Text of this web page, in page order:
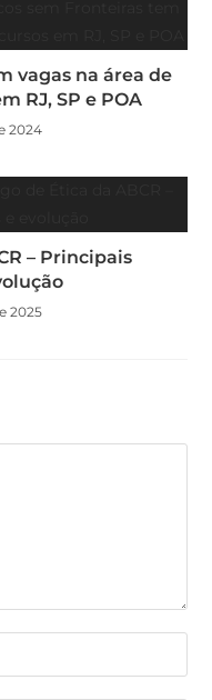
vagas na área de
RJ, SP e POA
2024
– Principais
2025